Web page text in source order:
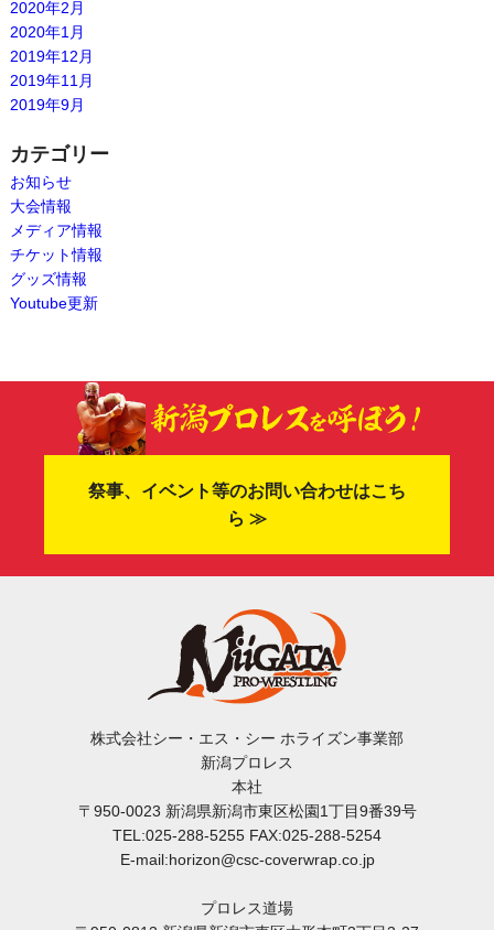
2020年2月
2020年1月
2019年12月
2019年11月
2019年9月
カテゴリー
お知らせ
大会情報
メディア情報
チケット情報
グッズ情報
Youtube更新
祭事、イベント等のお問い合わせはこち
ら ≫
株式会社シー・エス・シー ホライズン事業部
新潟プロレス
本社
〒950-0023 新潟県新潟市東区松園1丁目9番39号
TEL:025-288-5255 FAX:025-288-5254
E-mail:horizon@csc-coverwrap.co.jp
プロレス道場